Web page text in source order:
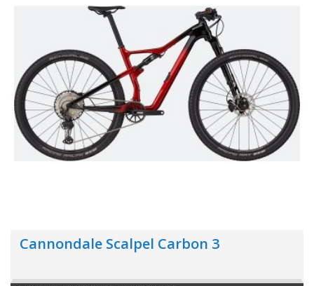
Cannondale Scalpel Carbon 3